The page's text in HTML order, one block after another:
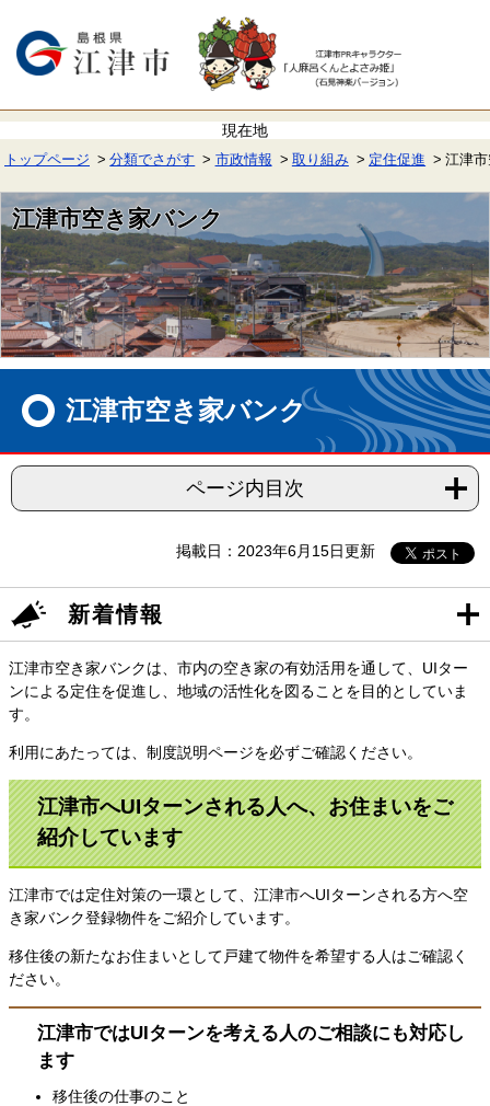
で
ば
本
へ
トップページ 分類でさがす 市政情報 取り組み 定住促進 江津
江津市空き家バンク
江津市空き家バンク
ページ内目次
掲載日：2023年6月15日更新
新着情報
​江津市空き家バンクは、市内の空き家の有効活用を通して、UIター
ンによる定住を促進し、地域の活性化を図ることを目的としていま
す。
利用にあたっては、制度説明ページを必ずご確認ください。
江津市へUIターンされる人へ、お住まいをご
紹介しています
江津市では定住対策の一環として、江津市へUIターンされる方へ空
き家バンク登録物件をご紹介しています。
移住後の新たなお住まいとして戸建て物件を希望する人はご確認く
ださい。
江津市ではUIターンを考える人のご相談にも対応し
ます
移住後の仕事のこと